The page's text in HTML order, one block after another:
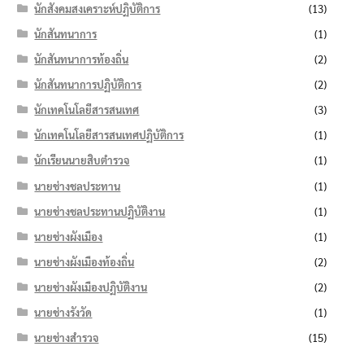
นักสังคมสงเคราะห์ปฏิบัติการ
(13)
นักสันทนาการ
(1)
นักสันทนาการท้องถิ่น
(2)
นักสันทนาการปฏิบัติการ
(2)
นักเทคโนโลยีสารสนเทศ
(3)
นักเทคโนโลยีสารสนเทศปฏิบัติการ
(1)
นักเรียนนายสิบตำรวจ
(1)
นายช่างชลประทาน
(1)
นายช่างชลประทานปฏิบัติงาน
(1)
นายช่างผังเมือง
(1)
นายช่างผังเมืองท้องถิ่น
(2)
นายช่างผังเมืองปฏิบัติงาน
(2)
นายช่างรังวัด
(1)
นายช่างสำรวจ
(15)